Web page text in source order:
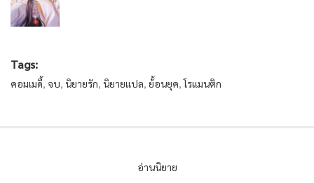
Tags:
คอมเมดี้, จบ, นิยายรัก, นิยายแปล, ย้้อนยุค,โรแมนติก
อ่านนิยาย